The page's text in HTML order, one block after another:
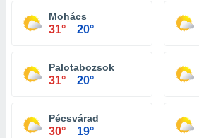
Mohács
31° 20°
Palotabozsok
31° 20°
Pécsvárad
30° 19°